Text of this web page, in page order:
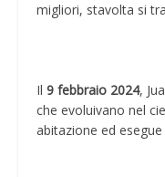
migliori, stavolta si
Il9 febbraio 2024,
che evoluivano nel
abitazione ed